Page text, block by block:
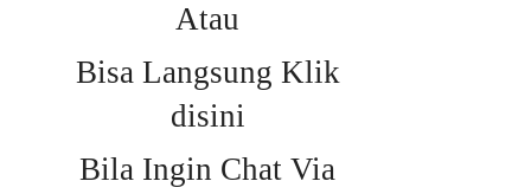
Atau
Bisa Langsung Klik
disini
Bila Ingin Chat Via